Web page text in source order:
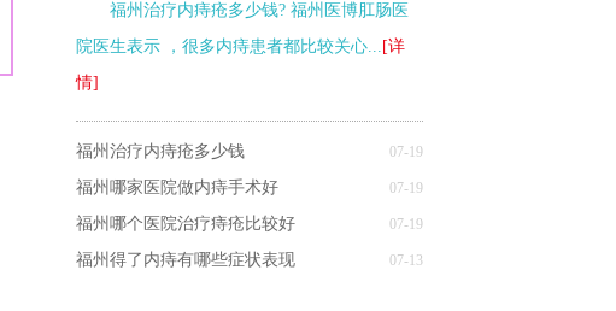
福州治疗内痔疮多少钱? 福州医博肛肠医
院医生表示 ，很多内痔患者都比较关心... [详
情]
07-19
福州治疗内痔疮多少钱
07-19
福州哪家医院做内痔手术好
07-19
福州哪个医院治疗痔疮比较好
07-13
福州得了内痔有哪些症状表现